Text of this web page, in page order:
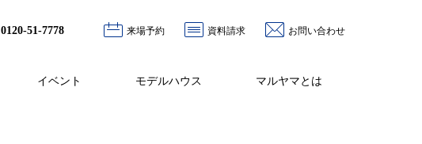
0120-51-7778 来場予約 資料請求 お問い合わせ
イベント モデルハウス マルヤマとは